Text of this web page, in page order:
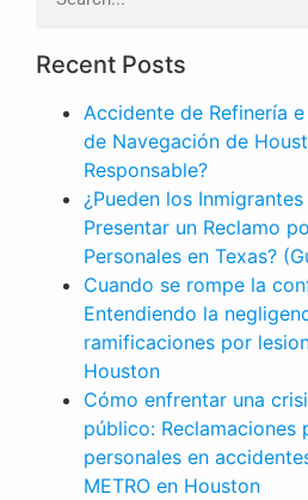
Recent Posts
Accidente de Refinería
de Navegación de
Responsable?
¿Pueden los
Presentar un Reclamo
Personales en Texas?
Cuando se rompe la
Entendiendo la
ramificaciones por
Houston
Cómo enfrentar una
público: Reclamaciones
personales en
METRO en Houston